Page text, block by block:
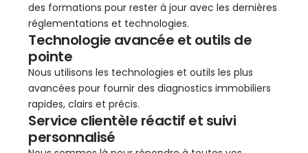
des formations pour rester à jour avec les dernières
réglementations et technologies.
Technologie avancée et outils de
pointe
Nous utilisons les technologies et outils les plus
avancées pour fournir des diagnostics immobiliers
rapides, clairs et précis.
Service clientèle réactif et suivi
personnalisé